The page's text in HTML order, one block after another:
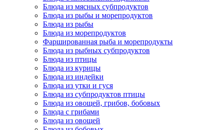
Блюда из мясных субпродуктов
Блюда из рыбы и морепродуктов
Блюда из рыбы
Блюда из морепродуктов
Фаршированная рыба и морепродукты
Блюда из рыбных субпродуктов
Блюда из птицы
Блюда из курицы
Блюда из индейки
Блюда из утки и гуся
Блюда из субпродуктов птицы
Блюда из овощей, грибов, бобовых
Блюда с грибами
Блюда из овощей